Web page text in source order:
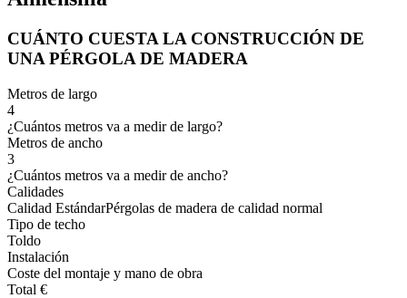
CUÁNTO CUESTA LA CONSTRUCCIÓN DE
UNA PÉRGOLA DE MADERA
Metros de largo
4
¿Cuántos metros va a medir de largo?
Metros de ancho
3
¿Cuántos metros va a medir de ancho?
Calidades
Calidad EstándarPérgolas de madera de calidad normal
Tipo de techo
Toldo
Instalación
Coste del montaje y mano de obra
Total €